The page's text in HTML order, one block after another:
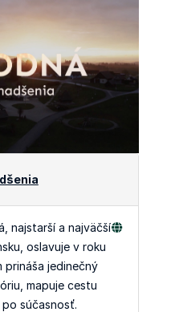
najstarší a najväčší
oslavuje v roku
prináša jedinečný
mapuje cestu
súčasnosť.